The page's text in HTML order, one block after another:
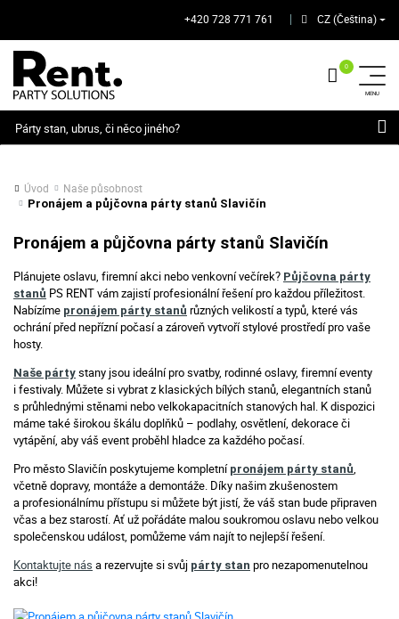
+420 728 771 761 CZ (Čeština)
Úvod Naše působnost
Pronájem a půjčovna párty stanů Slavičín
Pronájem a půjčovna párty stanů Slavičín
Plánujete oslavu, firemní akci nebo venkovní večírek? Půjčovna párty
stanů PS RENT vám zajistí profesionální řešení pro každou příležitost.
Nabízíme pronájem párty stanů různých velikostí a typů, které vás
ochrání před nepřízní počasí a zároveň vytvoří stylové prostředí pro vaše
hosty.
Naše párty stany jsou ideální pro svatby, rodinné oslavy, firemní eventy
i festivaly. Můžete si vybrat z klasických bílých stanů, elegantních stanů
s průhlednými stěnami nebo velkokapacitních stanových hal. K dispozici
máme také širokou škálu doplňků – podlahy, osvětlení, dekorace či
vytápění, aby váš event proběhl hladce za každého počasí.
Pro město Slavičín poskytujeme kompletní pronájem párty stanů,
včetně dopravy, montáže a demontáže. Díky našim zkušenostem
a profesionálnímu přístupu si můžete být jistí, že váš stan bude připraven
včas a bez starostí. Ať už pořádáte malou soukromou oslavu nebo velkou
společenskou událost, pomůžeme vám najít to nejlepší řešení.
Kontaktujte nás a rezervujte si svůj párty stan pro nezapomenutelnou
akci!